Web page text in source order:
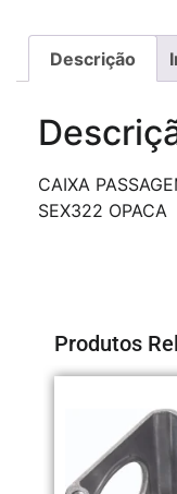
Descrição
CAIXA
SEX322 OPACA
Produtos